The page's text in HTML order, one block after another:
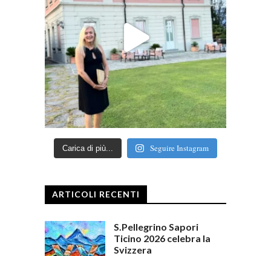
Carica di più... Seguire Instagram
ARTICOLI RECENTI
S.Pellegrino Sapori
Ticino 2026 celebra la
Svizzera